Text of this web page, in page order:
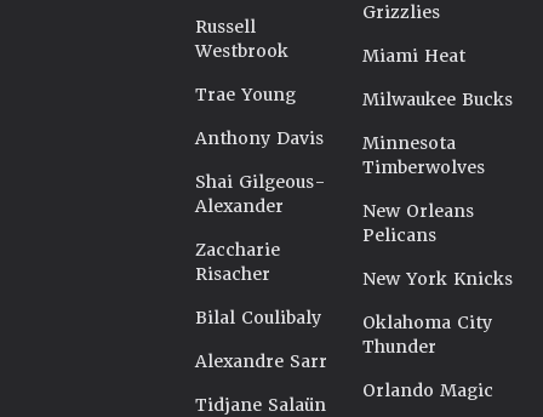
Russell
Westbrook
Trae Young
Anthony Davis
Shai Gilgeous-
Alexander
Zaccharie
Risacher
Bilal Coulibaly
Alexandre Sarr
Tidjane Salaün
Grizzlies
Miami Heat
Milwaukee Bucks
Minnesota
Timberwolves
New Orleans
Pelicans
New York Knicks
Oklahoma City
Thunder
Orlando Magic